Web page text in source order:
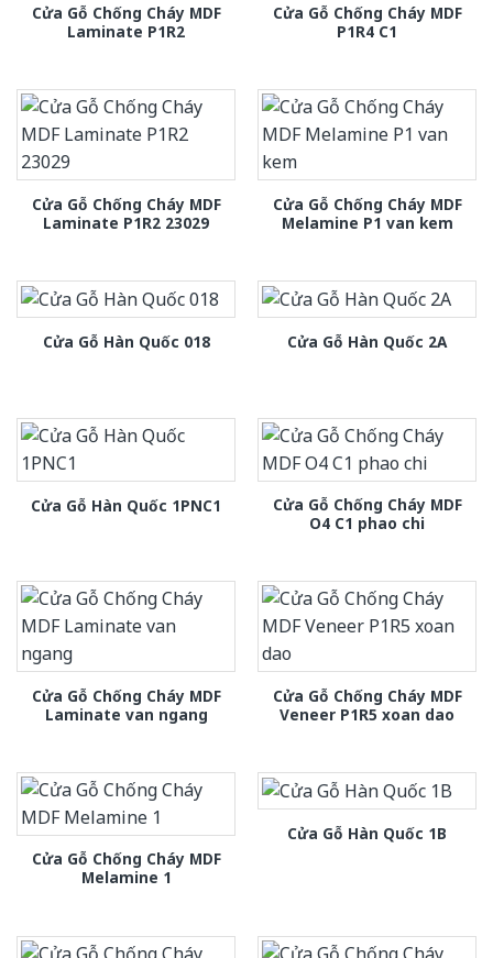
Cửa Gỗ Chống Cháy MDF
Laminate P1R2
Cửa Gỗ Chống Cháy MDF
P1R4 C1
Cửa Gỗ Chống Cháy MDF
Laminate P1R2 23029
Cửa Gỗ Chống Cháy MDF
Melamine P1 van kem
Cửa Gỗ Hàn Quốc 018 Cửa Gỗ Hàn Quốc 2A
Cửa Gỗ Hàn Quốc 1PNC1
Cửa Gỗ Chống Cháy MDF
O4 C1 phao chi
Cửa Gỗ Chống Cháy MDF
Laminate van ngang
Cửa Gỗ Chống Cháy MDF
Veneer P1R5 xoan dao
Cửa Gỗ Chống Cháy MDF
Melamine 1
Cửa Gỗ Hàn Quốc 1B